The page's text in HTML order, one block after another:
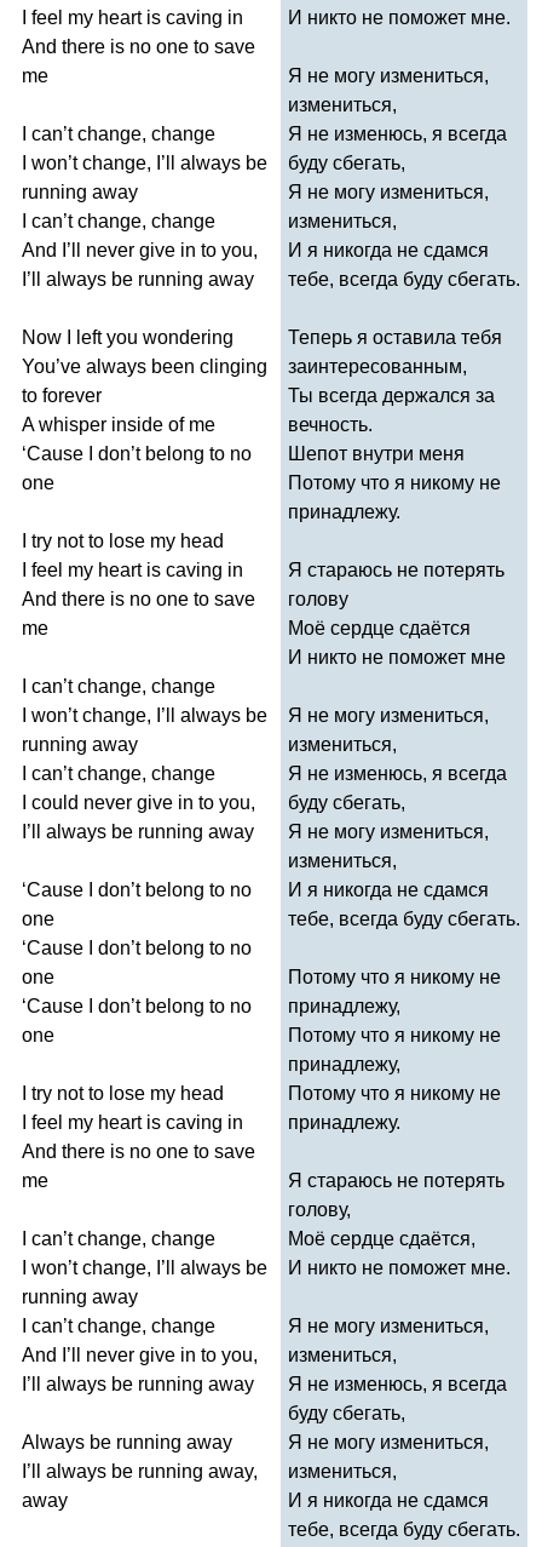
feel my heart is caving in
And there is no one to save
me
can’t change, change
won’t change, ’ always be
running away
can’t change, change
And
’ never give in to you,
’ always be running away
Now left you wondering
You’ve always been clinging
to forever
A whisper inside of me
‘Cause don’t belong to no
one
try not to lose my head
feel my heart is caving in
And there is no one to save
me
can’t change, change
won’t change, ’ always be
running away
can’t change, change
could never give in to you,
’ always be running away
‘Cause don’t belong to no
one
‘Cause don’t belong to no
one
‘Cause don’t belong to no
one
try not to lose my head
feel my heart is caving in
And there is no one to save
me
can’t change, change
won’t change, ’ always be
running away
can’t change, change
And
’ never give in to you,
’ always be running away
Always be running away
’ always be running away,
away
И никто не поможет мне.
Я не могу измениться,
измениться,
Я не изменюсь, я всегда
буду сбегать,
Я не могу измениться,
измениться,
И я никогда не сдамся
тебе, всегда буду сбегать.
Теперь я оставила тебя
заинтересованным,
Ты всегда держался за
вечность.
Шепот внутри меня
Потому что я никому не
принадлежу.
Я стараюсь не потерять
голову
Моё сердце сдаётся
И никто не поможет мне
Я не могу измениться,
измениться,
Я не изменюсь, я всегда
буду сбегать,
Я не могу измениться,
измениться,
И я никогда не сдамся
тебе, всегда буду сбегать.
Потому что я никому не
принадлежу,
Потому что я никому не
принадлежу,
Потому что я никому не
принадлежу.
Я стараюсь не потерять
голову,
Моё сердце сдаётся,
И никто не поможет мне.
Я не могу измениться,
измениться,
Я не изменюсь, я всегда
буду сбегать,
Я не могу измениться,
измениться,
И я никогда не сдамся
тебе, всегда буду сбегать.